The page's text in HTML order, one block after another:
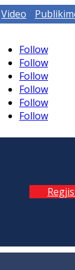
Video
Follow
Follow
Follow
Follow
Follow
Follow